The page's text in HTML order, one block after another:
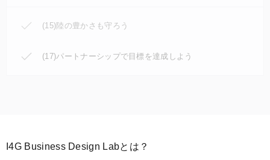
(15)陸の豊かさも守ろう
(17)パートナーシップで目標を達成しよう
I4G Business Design Labとは？